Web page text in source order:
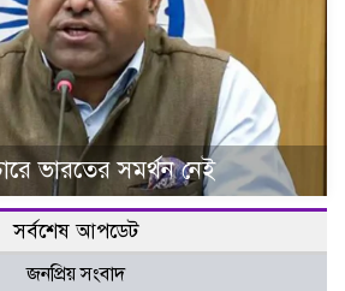
ভারতের সমর্থন নেই
সর্বশেষ আপডেট
জনপ্রিয় সংবাদ